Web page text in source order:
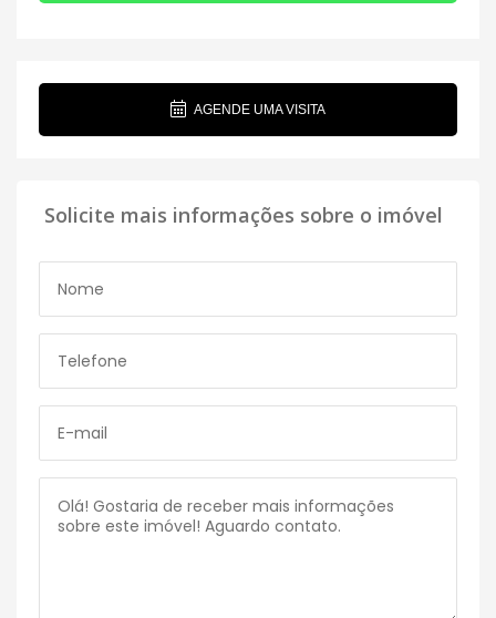
AGENDE UMA VISITA
Solicite mais informações sobre o imóvel